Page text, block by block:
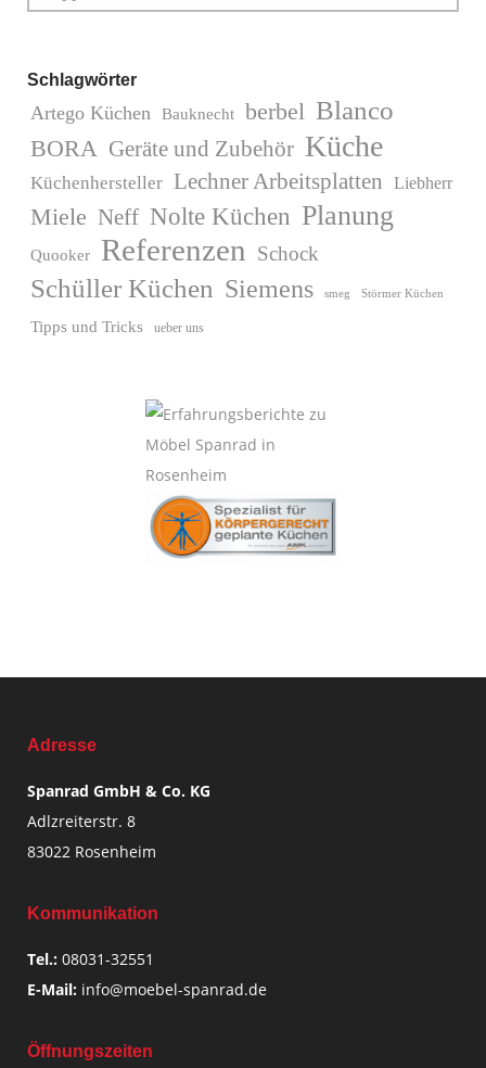
Schlagwörter
Artego Küchen Bauknecht berbel Blanco
BORA Geräte und Zubehör Küche
Küchenhersteller Lechner Arbeitsplatten Liebherr
Miele Neff Nolte Küchen Planung
Quooker Referenzen Schock
Schüller Küchen Siemens smeg Störmer Küchen
Tipps und Tricks ueber uns
Adresse
Spanrad GmbH & Co. KG
Adlzreiterstr. 8
83022 Rosenheim
Kommunikation
Tel.: 08031-32551
E-Mail: info@moebel-spanrad.de
Öffnungszeiten